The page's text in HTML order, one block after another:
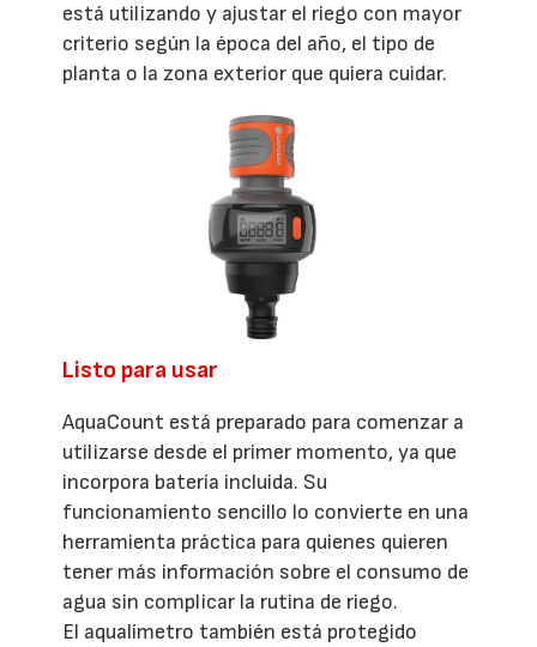
está utilizando y ajustar el riego con mayor
criterio según la época del año, el tipo de
planta o la zona exterior que quiera cuidar.
Listo para usar
AquaCount está preparado para comenzar a
utilizarse desde el primer momento, ya que
incorpora batería incluida. Su
funcionamiento sencillo lo convierte en una
herramienta práctica para quienes quieren
tener más información sobre el consumo de
agua sin complicar la rutina de riego.
El aqualímetro también está protegido